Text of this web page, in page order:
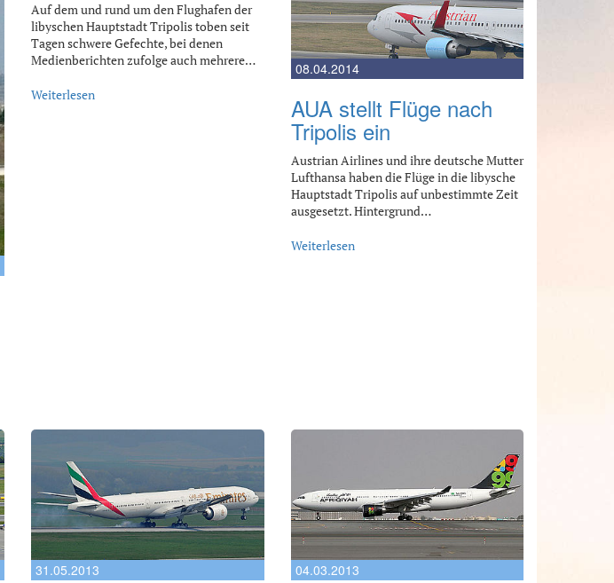
Auf dem und rund um den Flughafen der
libyschen Hauptstadt Tripolis toben seit
Tagen schwere Gefechte, bei denen
Medienberichten zufolge auch mehrere…
Weiterlesen
08.04.2014
AUA stellt Flüge nach
Tripolis ein
Austrian Airlines und ihre deutsche Mutter
Lufthansa haben die Flüge in die libysche
Hauptstadt Tripolis auf unbestimmte Zeit
ausgesetzt. Hintergrund…
Weiterlesen
31.05.2013 04.03.2013